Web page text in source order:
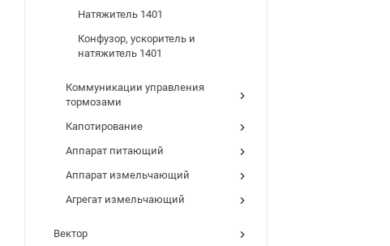
Натяжитель 1401
Конфузор, ускоритель и
натяжитель 1401
Коммуникации управления
тормозами
Капотирование
Аппарат питающий
Аппарат измельчающий
Агрегат измельчающий
Вектор